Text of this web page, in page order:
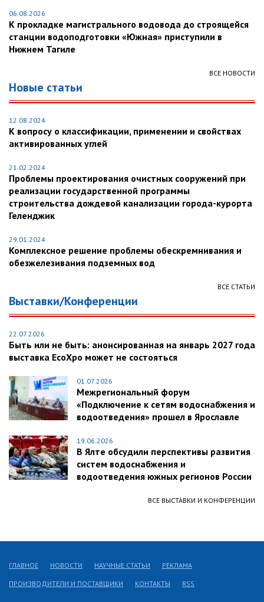
06.08.2026
К прокладке магистрального водовода до строящейся
станции водоподготовки «Южная» приступили в
Нижнем Тагиле
ВСЕ НОВОСТИ
Новые статьи
12.08.2024
К вопросу о классификации, применении и свойствах
активированных углей
21.02.2024
Проблемы проектирования очистных сооружений при
реализации государственной программы
строительства дождевой канализации города-курорта
Геленджик
29.01.2024
Комплексное решение проблемы обескремнивания и
обезжелезивания подземных вод
ВСЕ СТАТЬИ
Выставки/Конференции
22.07.2026
Быть или не быть: анонсированная на январь 2027 года
выставка EcoXpo может не состояться
01.07.2026
Межрегиональный форум
«Подключение к сетям водоснабжения и
водоотведения» прошел в Ярославле
19.06.2026
В Ялте обсудили перспективы развития
систем водоснабжения и
водоотведения южных регионов России
ВСЕ ВЫСТАВКИ И КОНФЕРЕНЦИИ
ГЛАВНОЕ НОВОСТИ НАУЧНЫЕ СТАТЬИ РЕКЛАМА
ПРОИЗВОДИТЕЛИ И ПОСТАВЩИКИ КОНТАКТЫ RSS